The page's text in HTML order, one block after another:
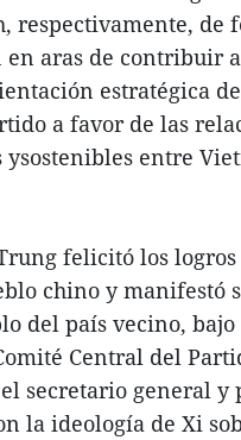
respectivamente, de
aras de contribuir a
estratégica
a favor de las
ysostenibles entre
felicitó los logros
chino y manifestó
del país vecino, bajo
Central del
secretario general y
la ideología de Xi